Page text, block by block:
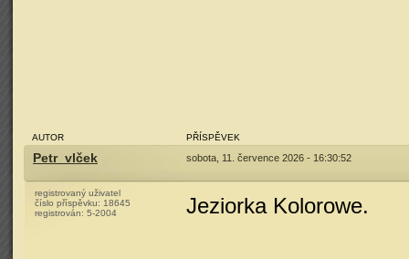
AUTOR PŘÍSPĚVEK
Petr_vlček sobota, 11. července 2026 - 16:30:52
registrovaný uživatel
číslo příspěvku: 18645
registrován: 5-2004 Jeziorka Kolorowe.